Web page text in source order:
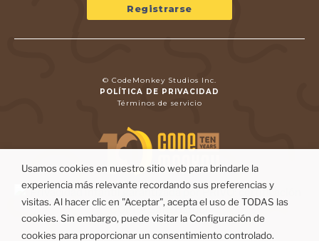
© CodeMonkey Studios Inc.
POLÍTICA DE PRIVACIDAD
Términos de servicio
Usamos cookies en nuestro sitio web para brindarle la
experiencia más relevante recordando sus preferencias y
visitas. Al hacer clic en "Aceptar", acepta el uso de TODAS las
cookies. Sin embargo, puede visitar la Configuración de
cookies para proporcionar un consentimiento controlado.